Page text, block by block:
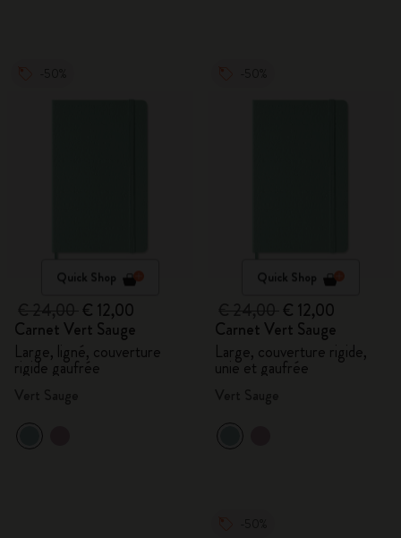
Quick Shop
€ 12,00
Carnet Vert Sauge
Large, ligné, couverture
rigide gaufrée
Quick Shop
€ 12,00
Carnet Vert Sauge
Large, couverture rigide,
unie et gaufrée